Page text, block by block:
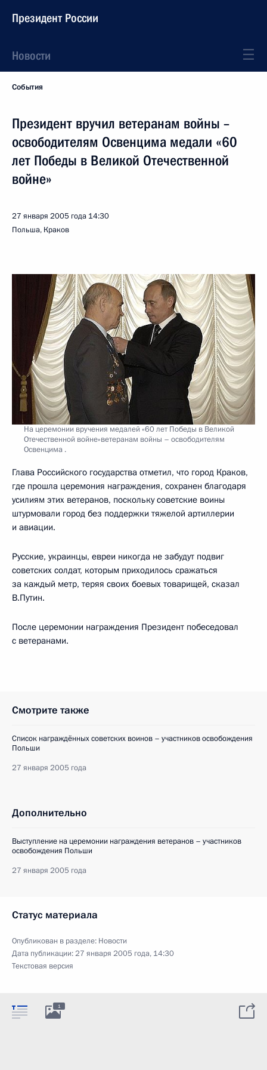
Президент России
Новости
События
Президент вручил ветеранам войны –
освободителям Освенцима медали «60
лет Победы в Великой Отечественной
войне»
27 января 2005 года 14:30
Польша, Краков
На церемонии вручения медалей «60 лет Победы в Великой
Отечественной войне»ветеранам войны – освободителям
Освенцима .
Глава Российского государства отметил, что город Краков,
где прошла церемония награждения, сохранен благодаря
усилиям этих ветеранов, поскольку советские воины
штурмовали город без поддержки тяжелой артиллерии
и авиации.
Русские, украинцы, евреи никогда не забудут подвиг
советских солдат, которым приходилось сражаться
за каждый метр, теряя своих боевых товарищей, сказал
В.Путин.
После церемонии награждения Президент побеседовал
с ветеранами.
Смотрите также
Список награждённых советских воинов – участников освобождения
Польши
27 января 2005 года
Дополнительно
Выступление на церемонии награждения ветеранов – участников
освобождения Польши
27 января 2005 года
Статус материала
Опубликован в разделе: Новости
Дата публикации:27 января 2005 года, 14:30
Текстовая версия
1